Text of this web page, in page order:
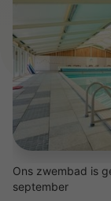
Ons zwembad is
september